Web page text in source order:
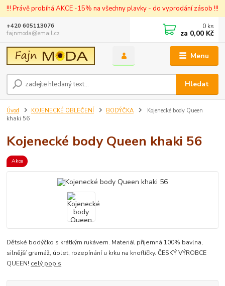
!!! Právě probíhá AKCE -15% na všechny plavky - do vyprodání zásob !!!
Menu
Hledat
+420 605113076
fajnmoda@email.cz
0 ks
za 0,00 Kč
Úvod KOJENECKÉ OBLEČENÍ BODÝČKA
Kojenecké body Queen
khaki 56
Kojenecké body Queen khaki 56
Akce
Dětské bodýčko s krátkým rukávem. Materiál příjemná 100% bavlna,
silnější gramáž, úplet, rozepínání u krku na knoflíčky. ČESKÝ VÝROBCE
QUEEN! celý popis